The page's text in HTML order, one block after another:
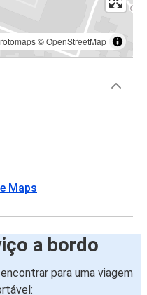
©OpenStreetMap
Maps
a bordo
para uma viagem